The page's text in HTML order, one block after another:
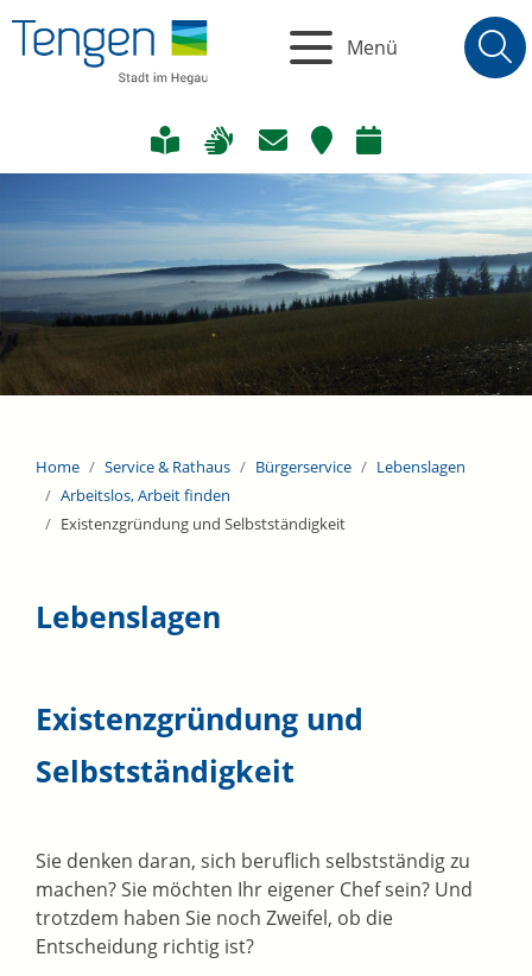
Menü
Home Service & Rathaus Bürgerservice
Lebenslagen
Arbeitslos, Arbeit finden
Existenzgründung und Selbstständigkeit
Lebenslagen
Existenzgründung und
Selbstständigkeit
Sie denken daran, sich beruflich selbstständig zu
machen? Sie möchten Ihr eigener Chef sein? Und
trotzdem haben Sie noch Zweifel, ob die
Entscheidung richtig ist?